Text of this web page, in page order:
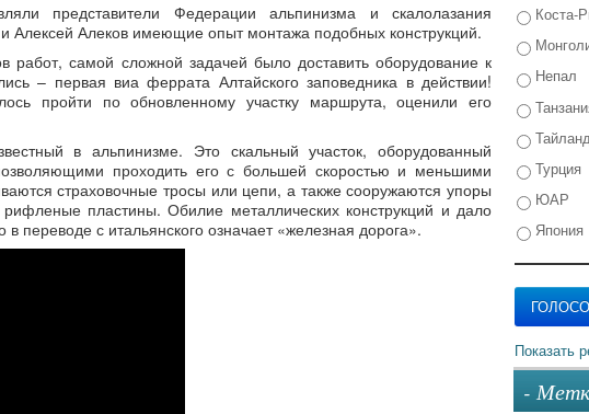
представители Федерации альпинизма и скалолазания
Алексей Алеков имеющие опыт монтажа подобных конструкций.
работ, самой сложной задачей было доставить оборудование к
– первая виа феррата Алтайского заповедника в действии!
пройти по обновленному участку маршрута, оценили его
в альпинизме. Это скальный участок, оборудованный
проходить его с большей скоростью и меньшими
страховочные тросы или цепи, а также сооружаются упоры
пластины. Обилие металлических конструкций и дало
переводе с итальянского означает «железная дорога».
Коста-
Непал
Тайланд
Турция
ЮАР
Япония
-